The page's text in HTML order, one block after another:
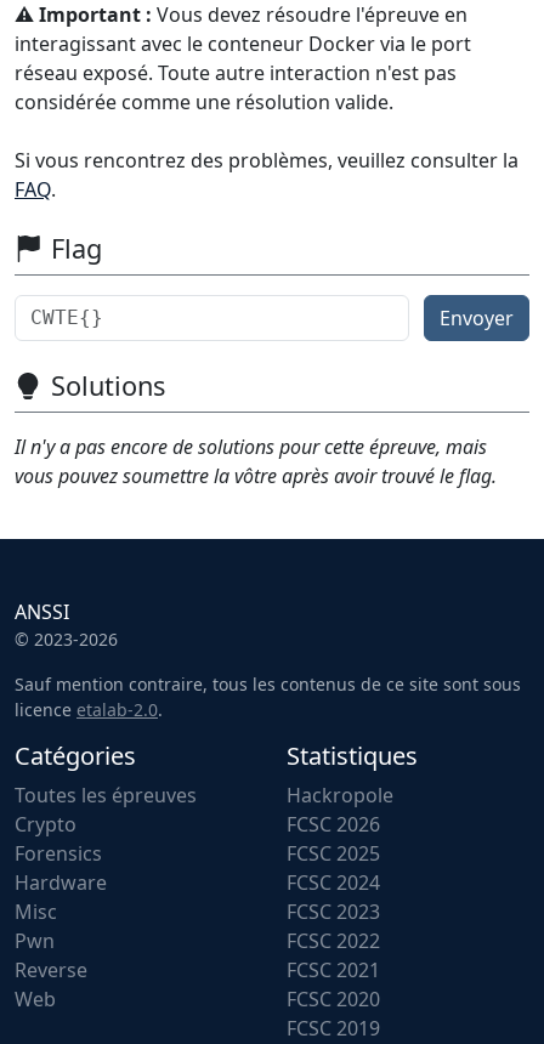
⚠️ Important : Vous devez résoudre l'épreuve en
interagissant avec le conteneur Docker via le port
réseau exposé. Toute autre interaction n'est pas
considérée comme une résolution valide.
Si vous rencontrez des problèmes, veuillez consulter la
FAQ.
Flag
Envoyer
Solutions
Il n'y a pas encore de solutions pour cette épreuve, mais
vous pouvez soumettre la vôtre après avoir trouvé le flag.
ANSSI
© 2023-2026
Sauf mention contraire, tous les contenus de ce site sont sous
licence etalab-2.0.
Catégories
Toutes les épreuves
Crypto
Forensics
Hardware
Misc
Pwn
Reverse
Web
Statistiques
Hackropole
FCSC 2026
FCSC 2025
FCSC 2024
FCSC 2023
FCSC 2022
FCSC 2021
FCSC 2020
FCSC 2019